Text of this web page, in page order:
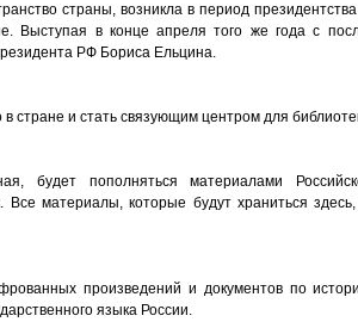
страны, возникла в период
Выступая в конце апреля того же года с
РФ Бориса Ельцина.
стране и стать связующим центром для
будет пополняться материалами
Все материалы, которые будут храниться
произведений и документов по
языка России.